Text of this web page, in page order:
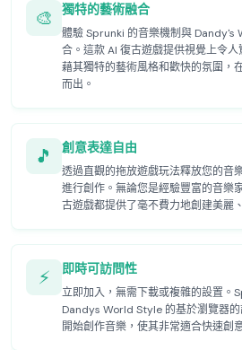
🎨 獨特的藝術融合
體驗 Sprunki 的音樂機制與 Dandy's
合。這款 AI 復古遊戲提供視覺上令
藉其獨特的藝術風格和歡快的氛圍，
而出。
🎵 創意表達自由
透過直觀的拖放遊戲玩法釋放您的音
進行創作。無論您是經驗豐富的音樂
古遊戲都提供了毫不費力地創建美麗
⚡ 即時可訪問性
立即加入，無需下載或複雜的設置
Dandys World Style 的基於瀏覽器
開始創作音樂，使其非常適合快速創